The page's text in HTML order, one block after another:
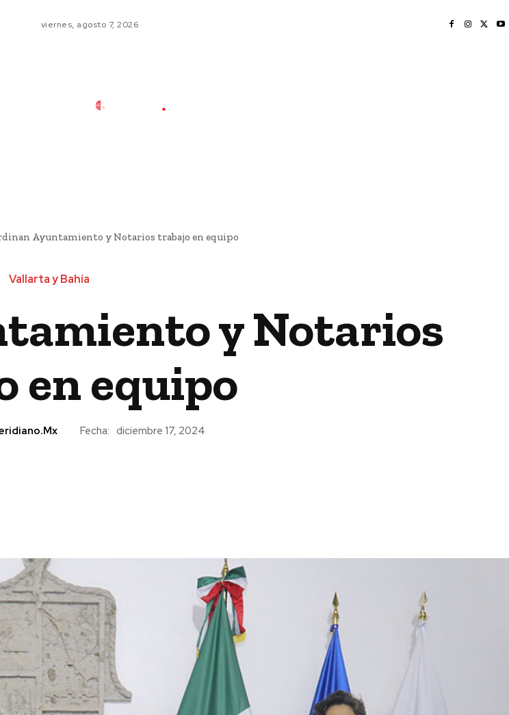
viernes, agosto 7, 2026
Ayuntamiento y Notarios trabajo en equipo
Vallarta y Bahía
y Notarios
en equipo
Fecha: diciembre 17, 2024